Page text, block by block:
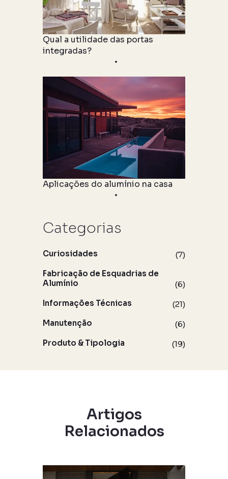
Qual a utilidade das portas
integradas?
Aplicações do alumínio na casa
Categorias
Curiosidades
(7)
Fabricação de Esquadrias de
Alumínio
(6)
Informações Técnicas
(21)
Manutenção
(6)
Produto & Tipologia
(19)
Artigos
Relacionados